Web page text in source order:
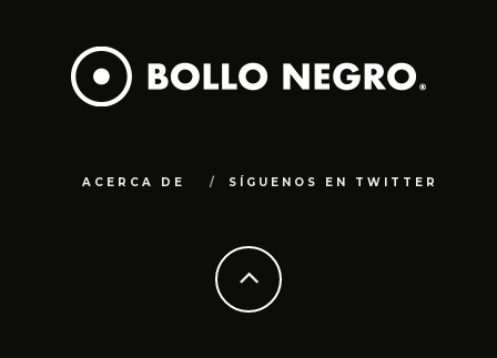
ACERCA DE SÍGUENOS EN TWITTER